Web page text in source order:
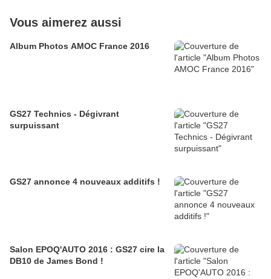
Vous aimerez aussi
Album Photos AMOC France 2016
GS27 Technics - Dégivrant
surpuissant
GS27 annonce 4 nouveaux additifs !
Salon EPOQ'AUTO 2016 : GS27 cire la
DB10 de James Bond !